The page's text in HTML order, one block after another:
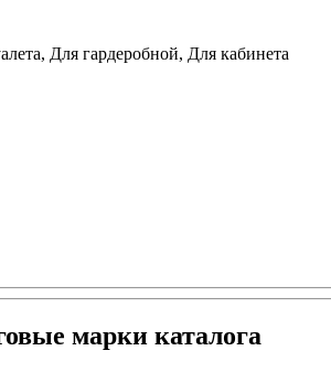
Для гардеробной, Для кабинета
марки каталога